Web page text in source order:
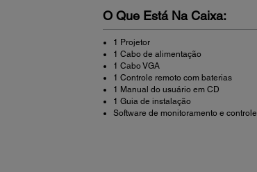
O Que Está Na Caixa:
1 Projetor
1 Cabo de alimentação
1 Cabo VGA
1 Controle remoto com baterias
1 Manual do usuário em CD
1 Guia de instalação
Software de monitoramento e controle